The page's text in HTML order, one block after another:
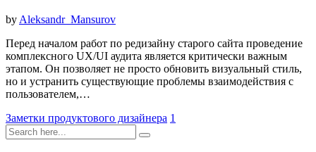
byAleksandr_Mansurov
Перед началом работ по редизайну старого сайта проведение
комплексного UX/UI аудита является критически важным
этапом. Он позволяет не просто обновить визуальный стиль,
но и устранить существующие проблемы взаимодействия с
пользователем,…
Заметки продуктового дизайнера 1